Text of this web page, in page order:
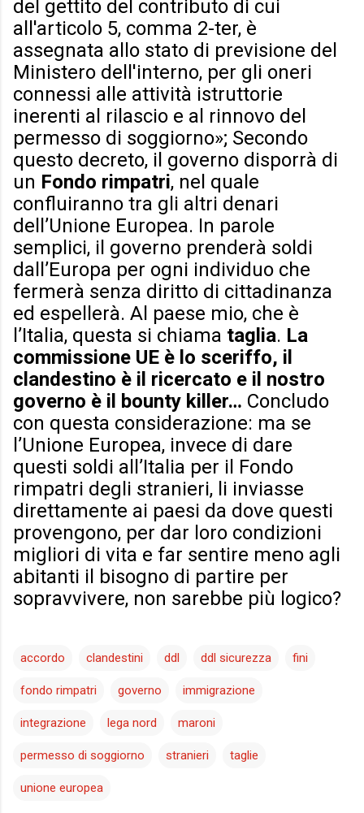
del gettito del contributo di cui
all'articolo 5, comma 2-ter, è
assegnata allo stato di previsione del
Ministero dell'interno, per gli oneri
connessi alle attività istruttorie
inerenti al rilascio e al rinnovo del
permesso di soggiorno»; Secondo
questo decreto, il governo disporrà di
un Fondo rimpatri, nel quale
confluiranno tra gli altri denari
dell’Unione Europea. In parole
semplici, il governo prenderà soldi
dall’Europa per ogni individuo che
fermerà senza diritto di cittadinanza
ed espellerà. Al paese mio, che è
l’Italia, questa si chiama taglia. La
commissione UE è lo sceriffo, il
clandestino è il ricercato e il nostro
governo è il bounty killer… Concludo
con questa considerazione: ma se
l’Unione Europea, invece di dare
questi soldi all’Italia per il Fondo
rimpatri degli stranieri, li inviasse
direttamente ai paesi da dove questi
provengono, per dar loro condizioni
migliori di vita e far sentire meno agli
abitanti il bisogno di partire per
sopravvivere, non sarebbe più logico?
accordo clandestini ddl ddl sicurezza fini
fondo rimpatri governo immigrazione
integrazione lega nord maroni
permesso di soggiorno stranieri taglie
unione europea